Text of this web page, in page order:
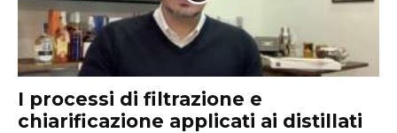
I processi di filtrazione e
chiarificazione applicati ai distillati